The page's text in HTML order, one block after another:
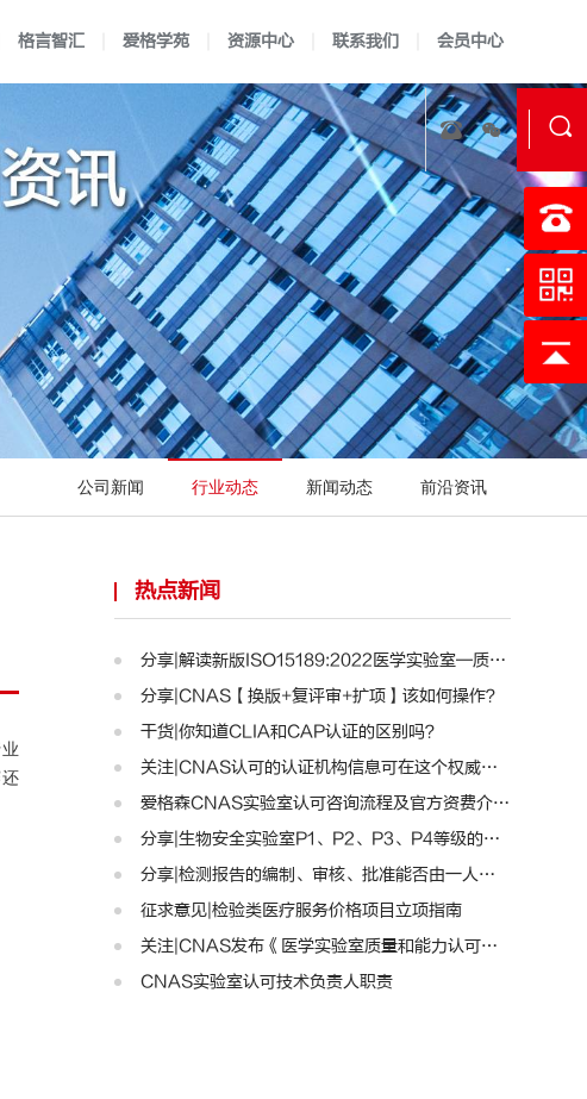
校准实验室建标 LIMS软件开发 科研实验
格言智汇 爱格学苑 资源中心
认可准则 认可说明 认可方案 技术报告
联系我们 会员中心
公司新闻 行业动态 新闻动态 前沿资讯
热点新闻
分享|解读新版ISO15189:2022医学实验室—质量和能力标准..
分享|CNAS【换版+复评审+扩项】该如何操作？
干货|你知道CLIA和CAP认证的区别吗？
关注|CNAS认可的认证机构信息可在这个权威平台查询啦！..
爱格森CNAS实验室认可咨询流程及官方资费介绍!
分享|生物安全实验室P1、P2、P3、P4等级的区别
分享|检测报告的编制、审核、批准能否由一人完成？
征求意见|检验类医疗服务价格项目立项指南
关注|CNAS发布《医学实验室质量和能力认可准则》的通知..
CNAS实验室认可技术负责人职责